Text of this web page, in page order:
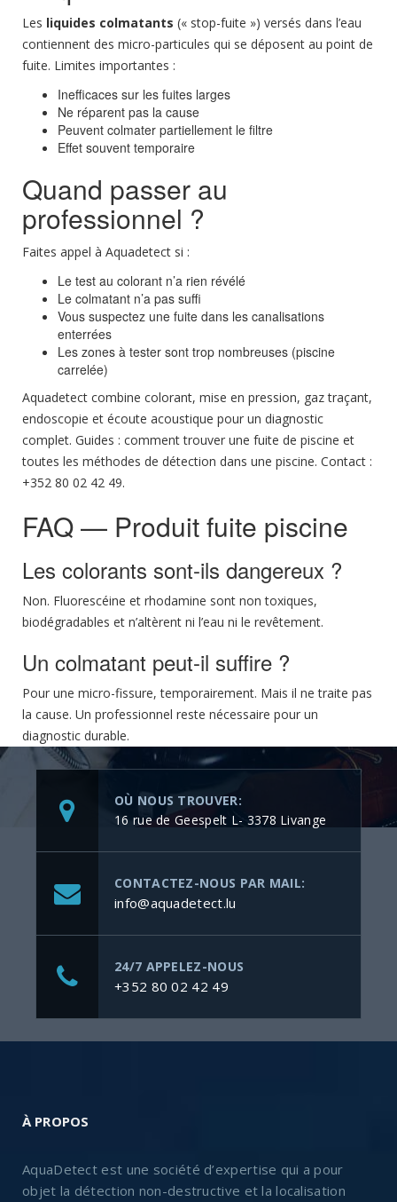
Les liquides colmatants (« stop-fuite ») versés dans l’eau
contiennent des micro-particules qui se déposent au point de
fuite. Limites importantes :
Inefficaces sur les fuites larges
Ne réparent pas la cause
Peuvent colmater partiellement le filtre
Effet souvent temporaire
Quand passer au
professionnel ?
Faites appel à Aquadetect si :
Le test au colorant n’a rien révélé
Le colmatant n’a pas suffi
Vous suspectez une fuite dans les canalisations
enterrées
Les zones à tester sont trop nombreuses (piscine
carrelée)
Aquadetect combine colorant, mise en pression, gaz traçant,
endoscopie et écoute acoustique pour un diagnostic
complet. Guides : comment trouver une fuite de piscine et
toutes les méthodes de détection dans une piscine. Contact :
+352 80 02 42 49.
FAQ — Produit fuite piscine
Les colorants sont-ils dangereux ?
Non. Fluorescéine et rhodamine sont non toxiques,
biodégradables et n’altèrent ni l’eau ni le revêtement.
Un colmatant peut-il suffire ?
Pour une micro-fissure, temporairement. Mais il ne traite pas
la cause. Un professionnel reste nécessaire pour un
diagnostic durable.
OÙ NOUS TROUVER:
16 rue de Geespelt L- 3378 Livange
CONTACTEZ-NOUS PAR MAIL:
info@aquadetect.lu
24/7 APPELEZ-NOUS
+352 80 02 42 49
À PROPOS
AquaDetect est une société d’expertise qui a pour
objet la détection non-destructive et la localisation